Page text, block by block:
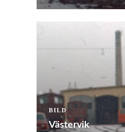
BILD
Västervik